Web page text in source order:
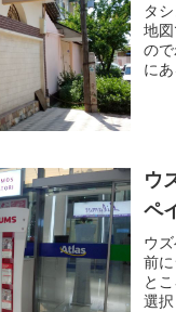
タ
地
の
に
ウ
ペ
ウ
前
と
選